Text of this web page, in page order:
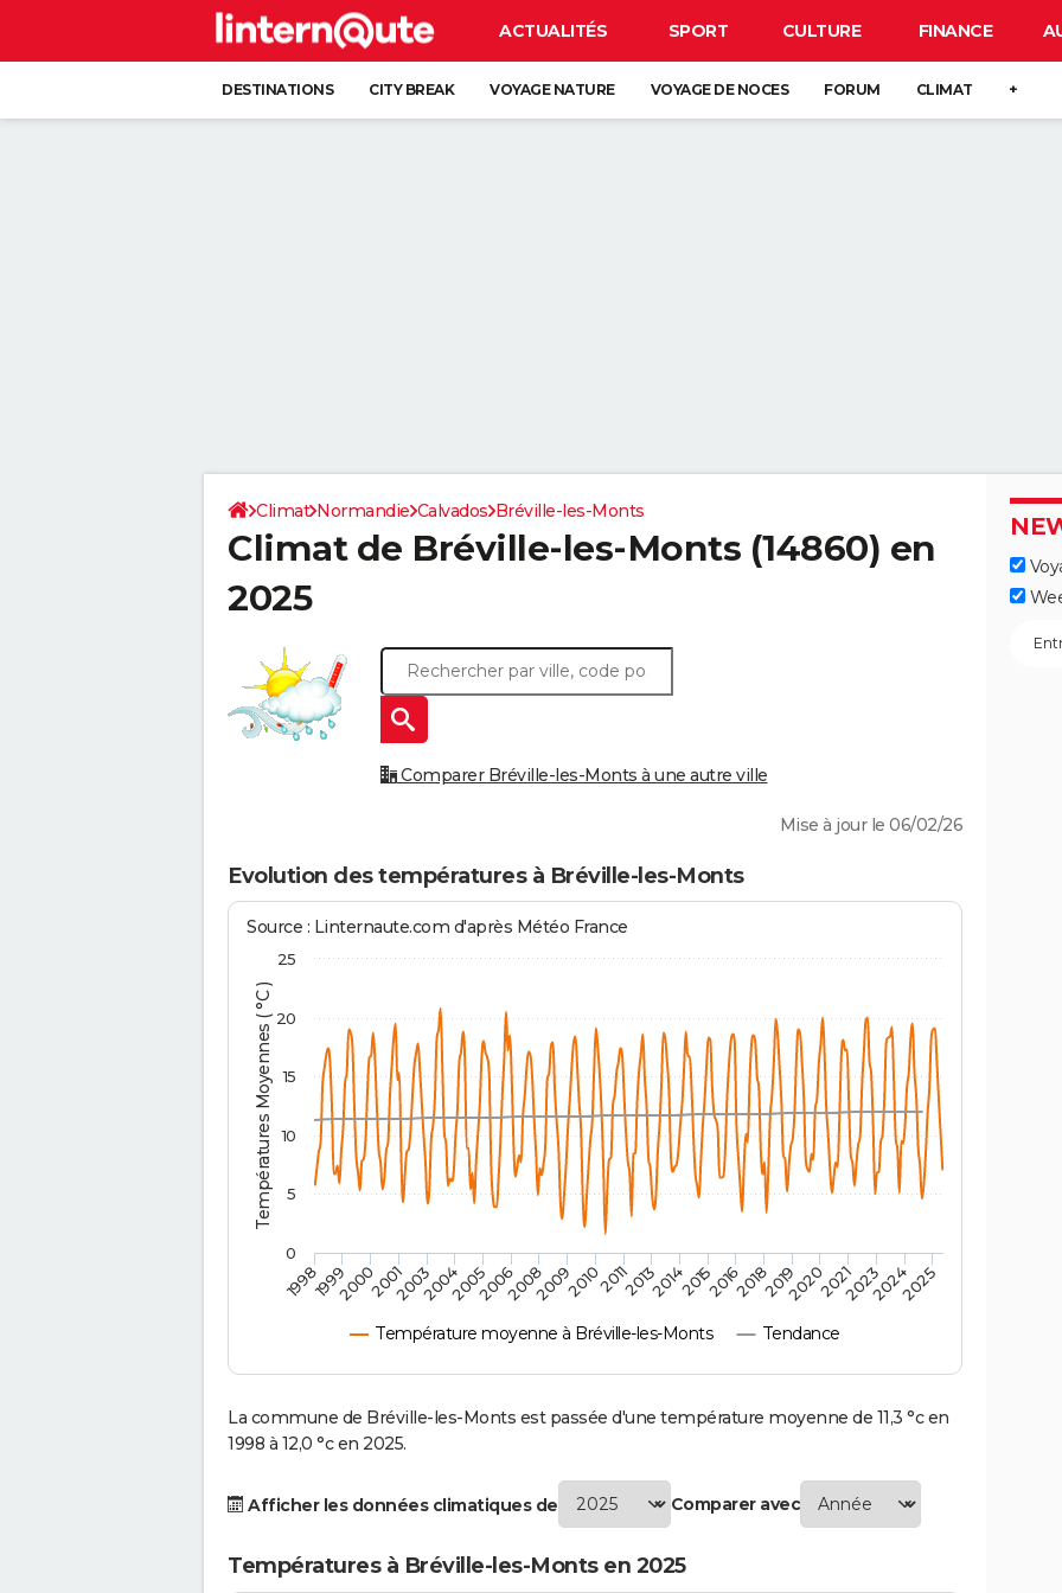
ACTUALITÉS SPORT CULTURE FINANCE
DESTINATIONS CITY BREAK VOYAGE NATURE VOYAGE DE NOCES FORUM CLIMAT +
Climat Normandie Calvados Bréville-les-Monts
Climat de Bréville-les-Monts (14860) en
2025
Comparer Bréville-les-Monts à une autre ville
Mise à jour le 06/02/26
Evolution des températures à Bréville-les-Monts
Températures Moyennes ( °C )
Source : Linternaute.com d'après Météo France
Température moyenne à Bréville-les-Monts Tendance
1998 2014
199920002001200320042005200620082009201020112013 201520162018201920202021202320242025
0
5
10
15
20
25
La commune de Bréville-les-Monts est passée d'une température moyenne de 11,3 °c en
1998 à 12,0 °c en 2025.
Afficher les données climatiques de Comparer avec
Températures à Bréville-les-Monts en 2025